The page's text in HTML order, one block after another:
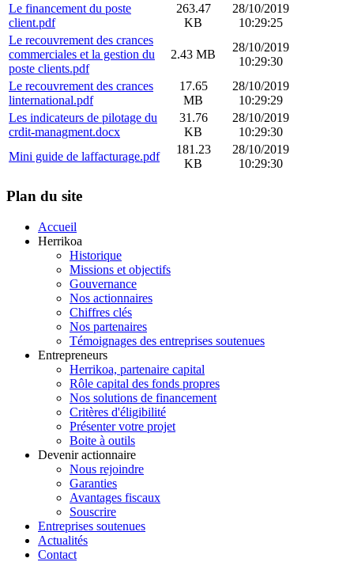
Le financement du poste
client.pdf
263.47
KB
28/10/2019
10:29:25
Le recouvrement des crances
commerciales et la gestion du
poste clients.pdf
2.43 MB
28/10/2019
10:29:30
Le recouvrement des crances
linternational.pdf
17.65
MB
28/10/2019
10:29:29
Les indicateurs de pilotage du
crdit-managment.docx
31.76
KB
28/10/2019
10:29:30
Mini guide de laffacturage.pdf
181.23
KB
28/10/2019
10:29:30
Plan du site
Accueil
Herrikoa
Historique
Missions et objectifs
Gouvernance
Nos actionnaires
Chiffres clés
Nos partenaires
Témoignages des entreprises soutenues
Entrepreneurs
Herrikoa, partenaire capital
Rôle capital des fonds propres
Nos solutions de financement
Critères d'éligibilité
Présenter votre projet
Boite à outils
Devenir actionnaire
Nous rejoindre
Garanties
Avantages fiscaux
Souscrire
Entreprises soutenues
Actualités
Contact